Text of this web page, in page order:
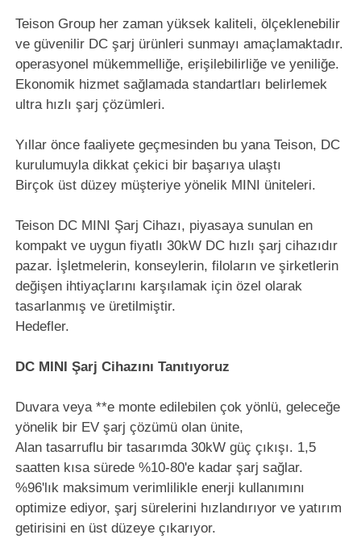
Teison Group her zaman yüksek kaliteli, ölçeklenebilir
ve güvenilir DC şarj ürünleri sunmayı amaçlamaktadır.
operasyonel mükemmelliğe, erişilebilirliğe ve yeniliğe.
Ekonomik hizmet sağlamada standartları belirlemek
ultra hızlı şarj çözümleri.
Yıllar önce faaliyete geçmesinden bu yana Teison, DC
kurulumuyla dikkat çekici bir başarıya ulaştı
Birçok üst düzey müşteriye yönelik MINI üniteleri.
Teison DC MINI Şarj Cihazı, piyasaya sunulan en
kompakt ve uygun fiyatlı 30kW DC hızlı şarj cihazıdır
pazar. İşletmelerin, konseylerin, filoların ve şirketlerin
değişen ihtiyaçlarını karşılamak için özel olarak
tasarlanmış ve üretilmiştir.
Hedefler.
DC MINI Şarj Cihazını Tanıtıyoruz
Duvara veya **e monte edilebilen çok yönlü, geleceğe
yönelik bir EV şarj çözümü olan ünite,
Alan tasarruflu bir tasarımda 30kW güç çıkışı. 1,5
saatten kısa sürede %10-80'e kadar şarj sağlar.
%96'lık maksimum verimlilikle enerji kullanımını
optimize ediyor, şarj sürelerini hızlandırıyor ve yatırım
getirisini en üst düzeye çıkarıyor.